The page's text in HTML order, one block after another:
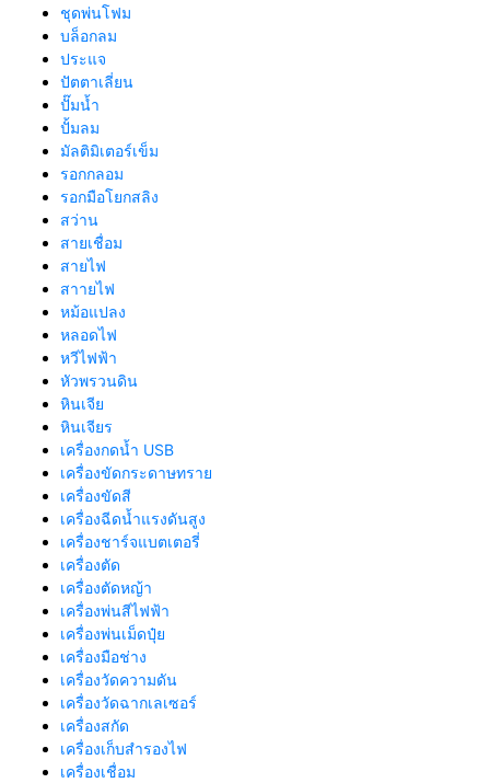
ชุดพ่นโฟม
บล็อกลม
ประแจ
ปัตตาเลี่ยน
ปั๊มน้ำ
ปั้มลม
มัลติมิเตอร์เข็ม
รอกกลอม
รอกมือโยกสลิง
สว่าน
สายเชื่อม
สายไฟ
สาายไฟ
หม้อแปลง
หลอดไฟ
หวีไฟฟ้า
หัวพรวนดิน
หินเจีย
หินเจียร
เครื่องกดน้ำ USB
เครื่องขัดกระดาษทราย
เครื่องขัดสี
เครื่องฉีดน้ำแรงดันสูง
เครื่องชาร์จแบตเตอรี่
เครื่องตัด
เครื่องตัดหญ้า
เครื่องพ่นสีไฟฟ้า
เครื่องพ่นเม็ดปุ๋ย
เครื่องมือช่าง
เครื่องวัดความดัน
เครื่องวัดฉากเลเซอร์
เครื่องสกัด
เครื่องเก็บสํารองไฟ
เครื่องเชื่อม